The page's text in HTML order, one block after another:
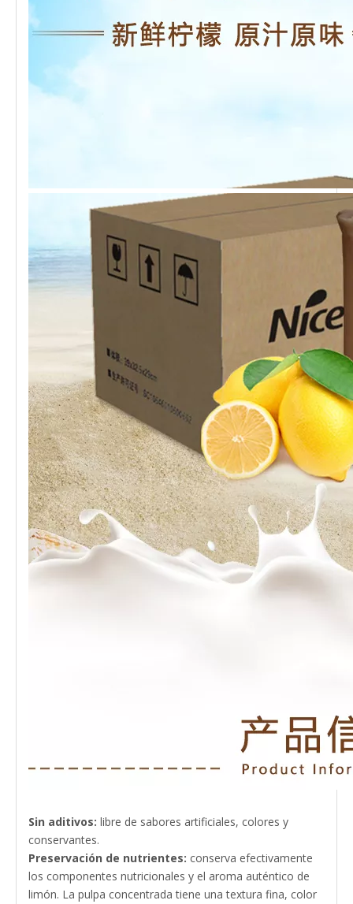
Sin aditivos: libre de sabores artificiales, colores y
conservantes.
Preservación de nutrientes: conserva efectivamente
los componentes nutricionales y el aroma auténtico de
limón. La pulpa concentrada tiene una textura fina, color